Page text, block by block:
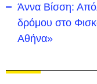
Άννα Βίσση:
δρόμου στο
Αθήνα»